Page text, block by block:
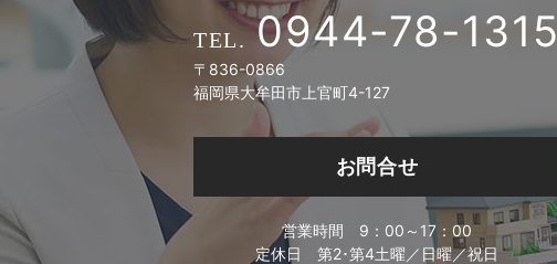
0944-78-1315
〒836-0866
福岡県大牟田市上官町4-127
お問合せ
営業時間 9：00～17：00
定休日 第2･第4土曜／日曜／祝日